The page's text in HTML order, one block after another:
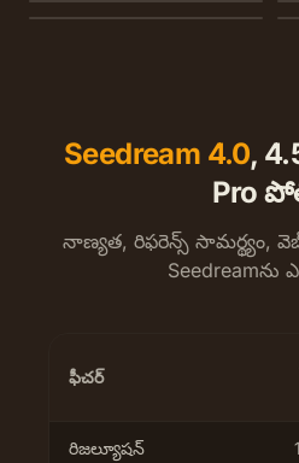
Seedream 4.0,
Pro
నాణ్యత, రిఫరెన్స్ సామర్థ్యం, వెబ్
Seedreamను
ఫీచర్
రిజల్యూషన్